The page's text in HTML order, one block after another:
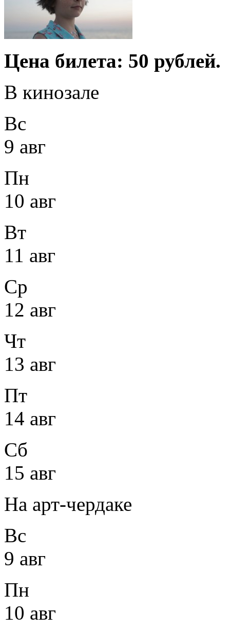
Цена билета: 50 рублей.
В кинозале
Вс
9 авг
Пн
10 авг
Вт
11 авг
Ср
12 авг
Чт
13 авг
Пт
14 авг
Сб
15 авг
На арт-чердаке
Вс
9 авг
Пн
10 авг